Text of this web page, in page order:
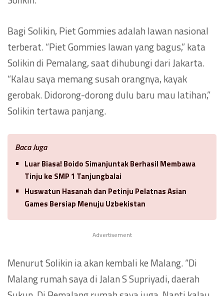
Bagi Solikin, Piet Gommies adalah lawan nasional
terberat. “Piet Gommies lawan yang bagus,” kata
Solikin di Pemalang, saat dihubungi dari Jakarta.
“Kalau saya memang susah orangnya, kayak
gerobak. Didorong-dorong dulu baru mau latihan,”
Solikin tertawa panjang.
Baca Juga
Luar Biasa! Boido Simanjuntak Berhasil Membawa
Tinju ke SMP 1 Tanjungbalai
Huswatun Hasanah dan Petinju Pelatnas Asian
Games Bersiap Menuju Uzbekistan
Advertisement
Menurut Solikin ia akan kembali ke Malang. “Di
Malang rumah saya di Jalan S Supriyadi, daerah